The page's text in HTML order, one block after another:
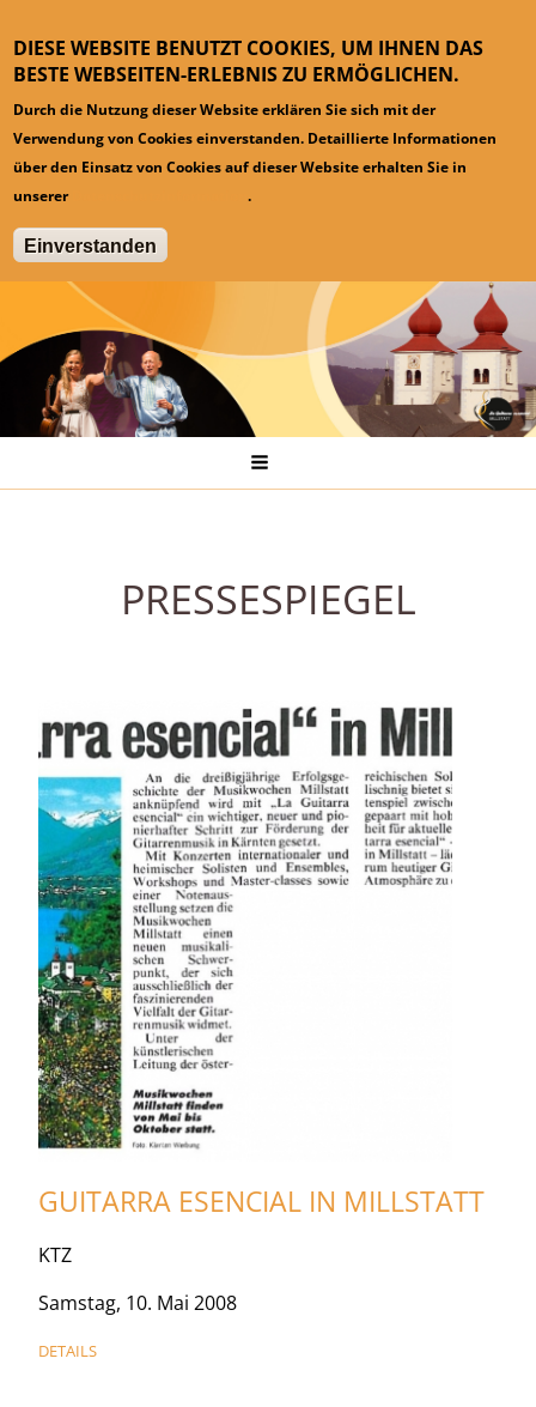
DIESE WEBSITE BENUTZT COOKIES, UM IHNEN DAS
BESTE WEBSEITEN-ERLEBNIS ZU ERMÖGLICHEN.
Durch die Nutzung dieser Website erklären Sie sich mit der
Verwendung von Cookies einverstanden. Detaillierte Informationen
über den Einsatz von Cookies auf dieser Website erhalten Sie in
unserer
Datenschutzinformation.
Einverstanden
Pressespiegel
PRESSESPIEGEL
GUITARRA ESENCIAL IN MILLSTATT
KTZ
Samstag, 10. Mai 2008
DETAILS